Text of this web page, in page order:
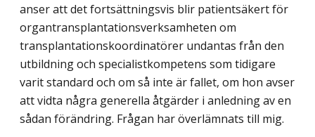
anser att det fortsättningsvis blir patientsäkert för
organtransplantationsverksamheten om
transplantationskoordinatörer undantas från den
utbildning och specialistkompetens som tidigare
varit standard och om så inte är fallet, om hon avser
att vidta några generella åtgärder i anledning av en
sådan förändring. Frågan har överlämnats till mig.